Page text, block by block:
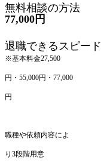
無料相談の方法
無料相談の方法
退職できるスピード
退職できるスピード
77,000円
※基本料金27,500
円・55,000円・77,000
円
職種や依頼内容によ
り3段階用意